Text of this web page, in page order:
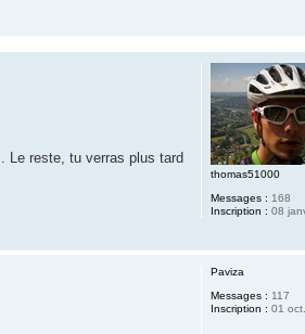
thomas51000
Messages : 168
Inscription : 08
Le reste, tu verras plus tard
Paviza
Messages : 117
Inscription : 01